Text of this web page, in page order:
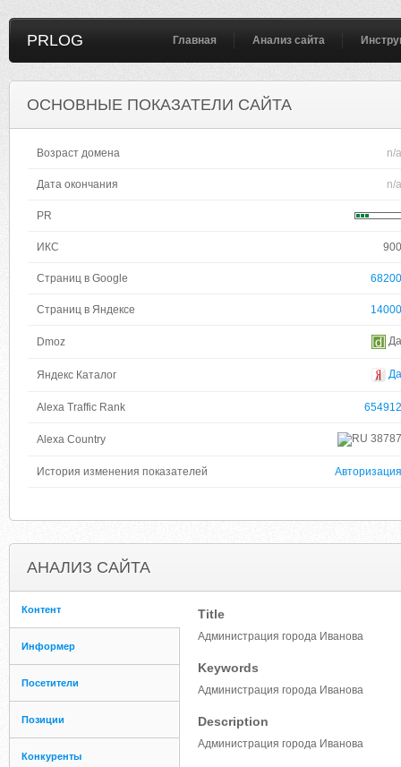
PRLOG Главная Анализ сайта
ОСНОВНЫЕ ПОКАЗАТЕЛИ САЙТА
Возраст домена n/a
Дата окончания n/a
PR
ИКС 900
Страниц в Google 68200
Страниц в Яндексе 14000
Dmoz Да
Яндекс Каталог Да
Alexa Traffic Rank 654912
Alexa Country 38787
История изменения показателей Авторизация
АНАЛИЗ САЙТА
Контент
Информер
Посетители
Позиции
Конкуренты
Title
Администрация города Иванова
Keywords
Администрация города Иванова
Description
Администрация города Иванова